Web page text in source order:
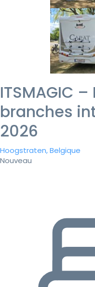
ITSMAGIC
branches
2026
Hoogstraten, Belgique
Nouveau